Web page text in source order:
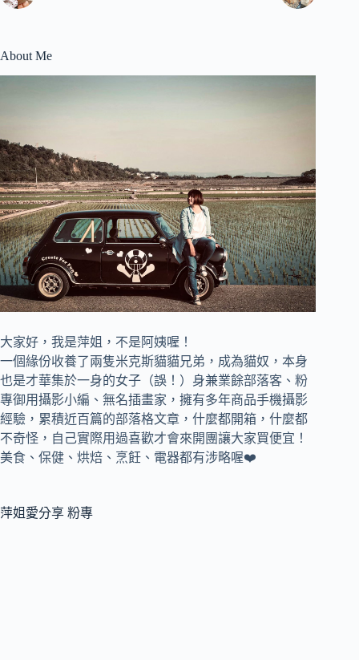
About Me
大家好，我是萍姐，不是阿姨喔！
一個緣份收養了兩隻米克斯貓貓兄弟，成為貓奴， 本身
也是才華集於一身的女子（誤！）身兼業餘部落客、 粉
專御用攝影小編、 無名插畫家， 擁有多年商品手機攝影
經驗，累積近百篇的部落格文章， 什麼都開箱，什麼都
不奇怪，自己實際用過喜歡才會來開團讓大家買便宜！
美食、保健、烘焙、烹飪、電器都有涉略喔❤️
萍姐愛分享 粉專